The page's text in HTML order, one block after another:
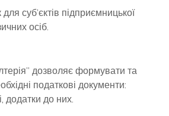
суб’єктів підприємницької
осіб.
дозволяє формувати та
податкові документи:
додатки до них.